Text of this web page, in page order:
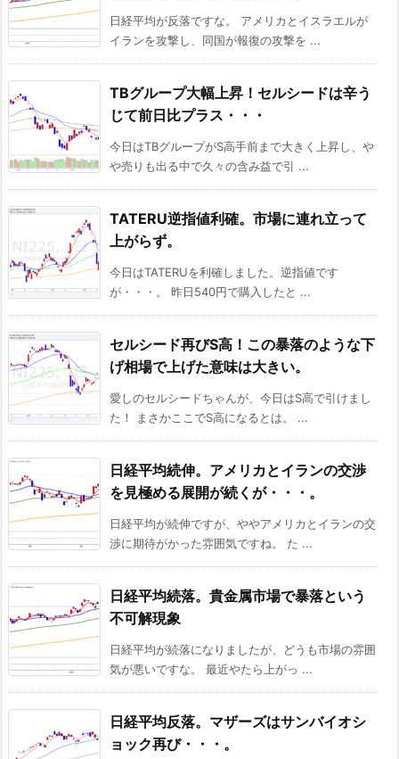
日経平均が反落ですな。 アメリカとイスラエルが
イランを攻撃し、同国が報復の攻撃を ...
TBグループ大幅上昇！セルシードは辛う
じて前日比プラス・・・
今日はTBグループがS高手前まで大きく上昇し、や
や売りも出る中で久々の含み益で引 ...
TATERU逆指値利確。市場に連れ立って
上がらず。
今日はTATERUを利確しました。逆指値です
が・・・。 昨日540円で購入したと ...
セルシード再びS高！この暴落のような下
げ相場で上げた意味は大きい。
愛しのセルシードちゃんが、今日はS高で引けまし
た！ まさかここでS高になるとは。 ...
日経平均続伸。アメリカとイランの交渉
を見極める展開が続くが・・・。
日経平均が続伸ですが、ややアメリカとイランの交
渉に期待がかった雰囲気ですね。 た ...
日経平均続落。貴金属市場で暴落という
不可解現象
日経平均が続落になりましたが、どうも市場の雰囲
気が悪いですな。 最近やたら上がっ ...
日経平均反落。マザーズはサンバイオシ
ョック再び・・・。